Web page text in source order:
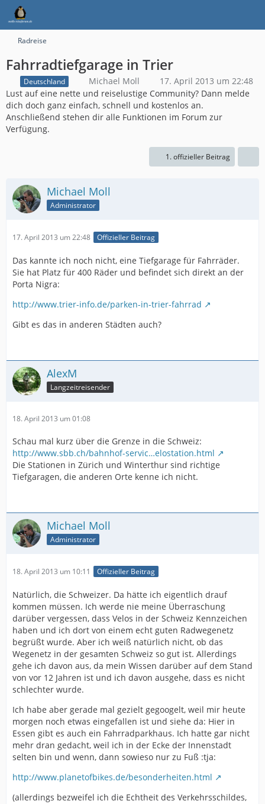
Radreise
Fahrradtiefgarage in Trier
Deutschland Michael Moll
17. April 2013 um 22:48
Lust auf eine nette und reiselustige Community? Dann melde
dich doch ganz einfach, schnell und kostenlos an.
Anschließend stehen dir alle Funktionen im Forum zur
Verfügung.
1. offizieller Beitrag
Michael Moll
Administrator
17. April 2013 um 22:48 Offizieller Beitrag
Das kannte ich noch nicht, eine Tiefgarage für Fahrräder.
Sie hat Platz für 400 Räder und befindet sich direkt an der
Porta Nigra:
http://www.trier-info.de/parken-in-trier-fahrrad
Gibt es das in anderen Städten auch?
AlexM
Langzeitreisender
18. April 2013 um 01:08
Schau mal kurz über die Grenze in die Schweiz:
http://www.sbb.ch/bahnhof-servic…elostation.html
Die Stationen in Zürich und Winterthur sind richtige
Tiefgaragen, die anderen Orte kenne ich nicht.
Michael Moll
Administrator
18. April 2013 um 10:11 Offizieller Beitrag
Natürlich, die Schweizer. Da hätte ich eigentlich drauf
kommen müssen. Ich werde nie meine Überraschung
darüber vergessen, dass Velos in der Schweiz Kennzeichen
haben und ich dort von einem echt guten Radwegenetz
begrüßt wurde. Aber ich weiß natürlich nicht, ob das
Wegenetz in der gesamten Schweiz so gut ist. Allerdings
gehe ich davon aus, da mein Wissen darüber auf dem Stand
von vor 12 Jahren ist und ich davon ausgehe, dass es nicht
schlechter wurde.
Ich habe aber gerade mal gezielt gegoogelt, weil mir heute
morgen noch etwas eingefallen ist und siehe da: Hier in
Essen gibt es auch ein Fahrradparkhaus. Ich hatte gar nicht
mehr dran gedacht, weil ich in der Ecke der Innenstadt
selten bin und wenn, dann sowieso nur zu Fuß :tja:
http://www.planetofbikes.de/besonderheiten.html
(allerdings bezweifel ich die Echtheit des Verkehrsschildes,